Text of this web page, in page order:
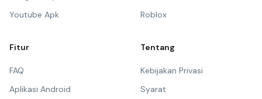
Youtube Apk
Roblox
Fitur
FAQ
Aplikasi Android
Tentang
Kebijakan Privasi
Syarat